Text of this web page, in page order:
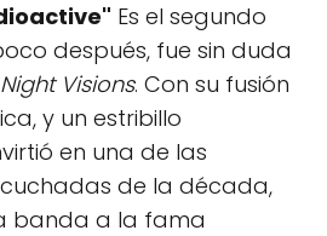
Es el segundo
después, fue sin duda
Night Visions. Con su fusión
y un estribillo
en una de las
de la década,
banda a la fama